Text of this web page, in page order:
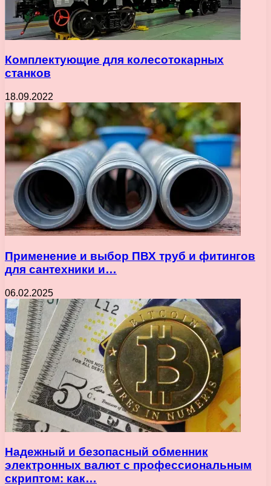
Комплектующие для колесотокарных
станков
18.09.2022
Применение и выбор ПВХ труб и фитингов
для сантехники и…
06.02.2025
Надежный и безопасный обменник
электронных валют с профессиональным
скриптом: как…